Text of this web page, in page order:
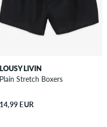
LOUSY LIVIN
Plain Stretch Boxers
14,99 EUR